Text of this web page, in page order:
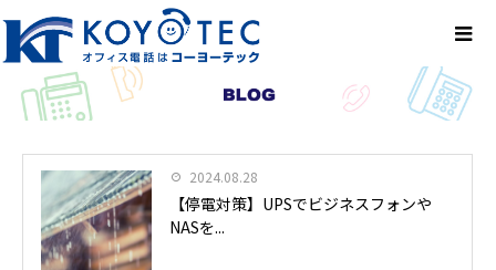
2024.08.28
【停電対策】UPSでビジネスフォンや
NASを...